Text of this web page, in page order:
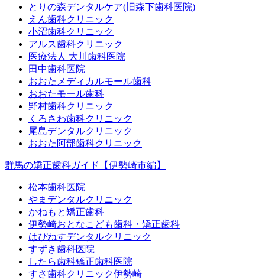
とりの森デンタルケア(旧森下歯科医院)
えん歯科クリニック
小沼歯科クリニック
アルス歯科クリニック
医療法人 大川歯科医院
田中歯科医院
おおたメディカルモール歯科
おおたモール歯科
野村歯科クリニック
くろさわ歯科クリニック
尾島デンタルクリニック
おおた阿部歯科クリニック
群馬の矯正歯科ガイド【伊勢崎市編】
松本歯科医院
やまデンタルクリニック
かねもと矯正歯科
伊勢崎おとなこども歯科・矯正歯科
はぴねすデンタルクリニック
すずき歯科医院
したら歯科矯正歯科医院
すさ歯科クリニック伊勢崎